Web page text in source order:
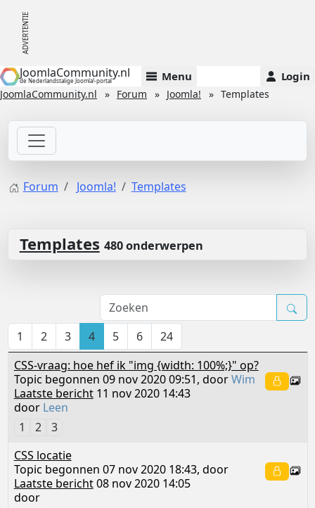
JoomlaCommunity.nl
de Nederlandstalige Joomla!-portal Menu Login
JoomlaCommunity.nl Forum Joomla! Templates
Forum Joomla! Templates
Templates 480 onderwerpen
1 2 3 4 5 6
24
CSS-vraag: hoe hef ik "img {width: 100%;}" op?
Topic begonnen 09 nov 2020 09:51, doorWim
Laatste bericht11 nov 2020 14:43
door Leen
1
2
3
CSS locatie
Topic begonnen 07 nov 2020 18:43, door
Laatste bericht08 nov 2020 14:05
door